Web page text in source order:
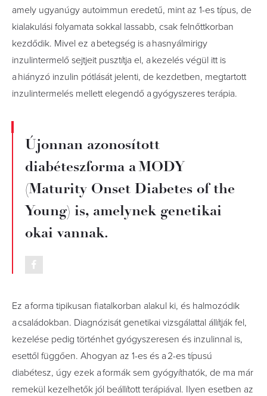
amely ugyanúgy autoimmun eredetű, mint az 1-es típus, de
kialakulási folyamata sokkal lassabb, csak felnőttkorban
kezdődik. Mivel ez a betegség is a hasnyálmirigy
inzulintermelő sejtjeit pusztítja el, a kezelés végül itt is
a hiányzó inzulin pótlását jelenti, de kezdetben, megtartott
inzulintermelés mellett elegendő a gyógyszeres terápia.
Újonnan azonosított
diabéteszforma a MODY
(Maturity Onset Diabetes of the
Young) is, amelynek genetikai
okai vannak.
Ez a forma tipikusan fiatalkorban alakul ki, és halmozódik
a családokban. Diagnózisát genetikai vizsgálattal állítják fel,
kezelése pedig történhet gyógyszeresen és inzulinnal is,
esettől függően. Ahogyan az 1-es és a 2-es típusú
diabétesz, úgy ezek a formák sem gyógyíthatók, de ma már
remekül kezelhetők jól beállított terápiával. Ilyen esetben az